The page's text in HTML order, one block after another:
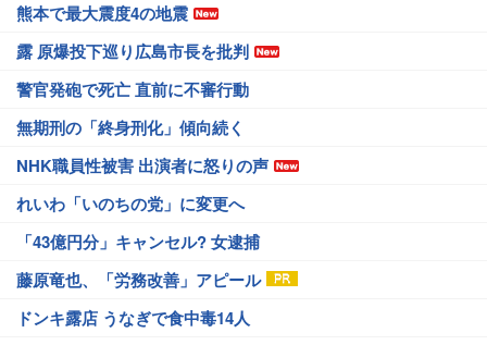
熊本で最大震度4の地震
露 原爆投下巡り広島市長を批判
警官発砲で死亡 直前に不審行動
無期刑の「終身刑化」傾向続く
NHK職員性被害 出演者に怒りの声
れいわ「いのちの党」に変更へ
「43億円分」キャンセル? 女逮捕
藤原竜也、「労務改善」アピール
ドンキ露店 うなぎで食中毒14人